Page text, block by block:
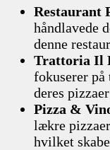
Restaurant
håndlavede
denne
Trattoria Il
fokuserer
deres
Pizza &
lækre
hvilket